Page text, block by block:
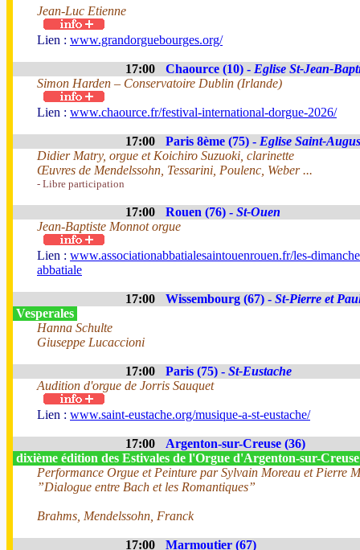
Jean-Luc Etienne
Lien : www.grandorguebourges.org/
17:00 Chaource (10) - Eglise St-Jean-
Simon Harden – Conservatoire Dublin (Irlande)
Lien : www.chaource.fr/festival-international-dorgue-2026/
17:00 Paris 8ème (75) - Eglise Saint-
Didier Matry, orgue et Koichiro Suzuoki, clarinette
Œuvres de Mendelssohn, Tessarini, Poulenc, Weber ...
- Libre participation
17:00 Rouen (76) - St-Ouen
Jean-Baptiste Monnot orgue
Lien : www.associationabbatialesaintouenrouen.fr/les-
abbatiale
17:00 Wissembourg (67) - St-Pierre et
Vesperales
Hanna Schulte
Giuseppe Lucaccioni
17:00 Paris (75) - St-Eustache
Audition d'orgue de Jorris Sauquet
Lien : www.saint-eustache.org/musique-a-st-eustache/
17:00
Argenton-sur-Creuse (36)
dixième édition des Estivales de l'Orgue d'Argenton-sur-
Performance Orgue et Peinture par Sylvain Moreau et Pierre
”Dialogue entre Bach et les Romantiques”
Brahms, Mendelssohn, Franck
17:00 Marmoutier (67)